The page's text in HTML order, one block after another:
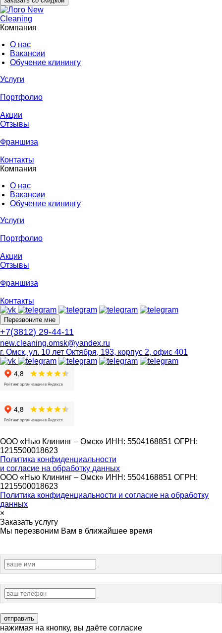
Компания
О нас
Вакансии
Обучение клинингу
Услуги
Портфолио
Акции
Отзывы
Франшиза
Контакты
Компания
О нас
Вакансии
Обучение клинингу
Услуги
Портфолио
Акции
Отзывы
Франшиза
Контакты
Перезвоните мне
+7(3812) 29-44-11
new.cleaning.omsk@yandex.ru
г. Омск, ул. 10 лет Октября, 193, корпус 2, офис 401
ООО «Нью Клининг – Омск» ИНН: 5504168851 ОГРН:
1215500018623
Политика конфиденциальности
и согласие на обработку данных
ООО «Нью Клининг – Омск» ИНН: 5504168851 ОГРН:
1215500018623
Политика конфиденциальности и согласие на обработку
данных
×
Заказать услугу
Мы перезвоним Вам в ближайшее время
нажимая на кнопку, вы даёте согласие